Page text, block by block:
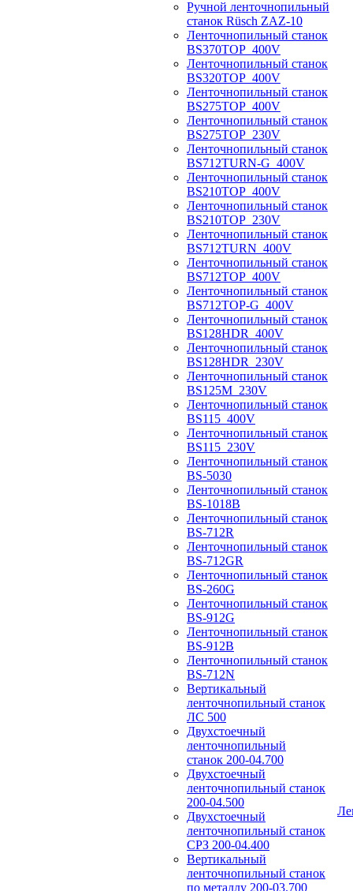
Ручной ленточнопильный
станок Rüsch ZAZ-10
Ленточнопильный станок
BS370TOP_400V
Ленточнопильный станок
BS320TOP_400V
Ленточнопильный станок
BS275TOP_400V
Ленточнопильный станок
BS275TOP_230V
Ленточнопильный станок
BS712TURN-G_400V
Ленточнопильный станок
BS210TOP_400V
Ленточнопильный станок
BS210TOP_230V
Ленточнопильный станок
BS712TURN_400V
Ленточнопильный станок
BS712TOP_400V
Ленточнопильный станок
BS712TOP-G_400V
Ленточнопильный станок
BS128HDR_400V
Ленточнопильный станок
BS128HDR_230V
Ленточнопильный станок
BS125M_230V
Ленточнопильный станок
BS115_400V
Ленточнопильный станок
BS115_230V
Ленточнопильный станок
BS-5030
Ленточнопильный станок
BS-1018B
Ленточнопильный станок
BS-712R
Ленточнопильный станок
BS-712GR
Ленточнопильный станок
BS-260G
Ленточнопильный станок
BS-912G
Ленточнопильный станок
BS-912В
Ленточнопильный станок
BS-712N
Вертикальный
ленточнопильный станок
ЛС 500
Двухстоечный
ленточнопильный
станок 200-04.700
Двухстоечный
ленточнопильный станок
200-04.500
Двухстоечный
ленточнопильный станок
СРЗ 200-04.400
Вертикальный
ленточнопильный станок
по металлу 200-03.700